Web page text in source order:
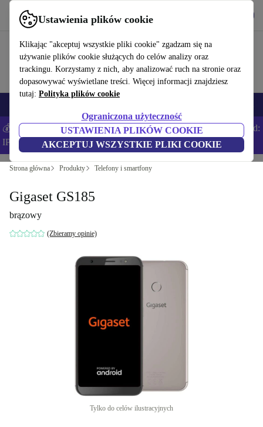
Ustawienia plików cookie
Klikając "akceptuj wszystkie pliki cookie" zgadzam się na
używanie plików cookie służących do celów analizy oraz
trackingu. Korzystamy z nich, aby analizować ruch na stronie oraz
dopasowywać wyświetlane treści. Więcej informacji znajdziesz
tutaj: Polityka plików cookie
Ograniczona użyteczność
USTAWIENIA PLIKÓW COOKIE
AKCEPTUJ WSZYSTKIE PLIKI COOKIE
Korzystaj z refurbed szybko i łatwo
💰Zaoszczędź DODATKOWE 5% na wszystkich iPhone’ach – Kod:
IPHONEDEAL –Regulamin
Strona główna Produkty Telefony i smartfony
Gigaset GS185
brązowy
(Zbieramy opinie)
Tylko do celów ilustracyjnych